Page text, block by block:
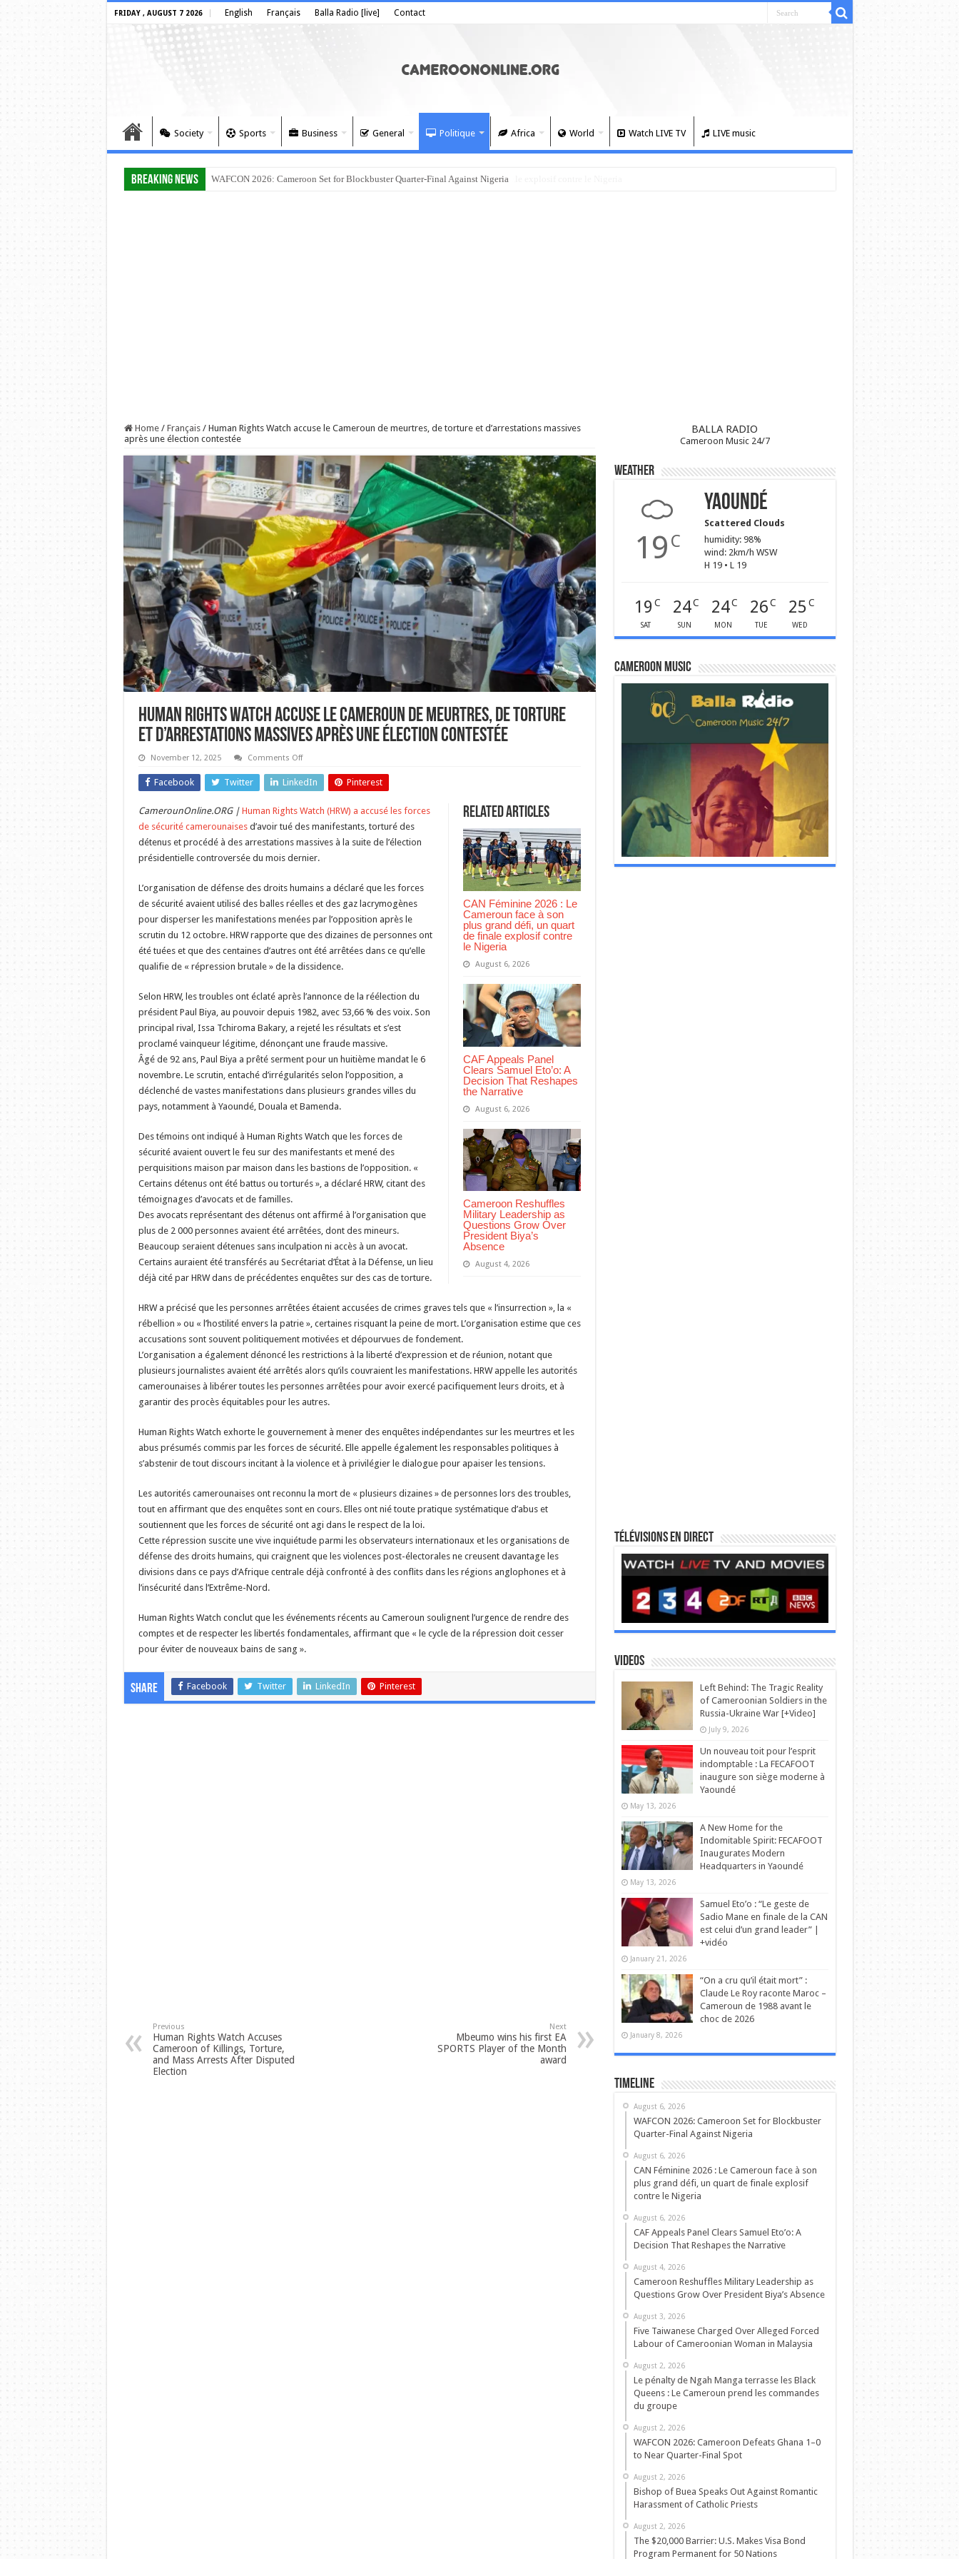
FRIDAY , AUGUST 7 2026 English Français Balla Radio [live] Contact
Society Sports Business General Politique Africa World Watch LIVE TV LIVE music
Breaking News WAFCON 2026: Cameroon Set for Blockbuster Quarter-Final Against Nigeria
CAN Féminine 2026 : Le Cameroun face à son plus grand défi, un quart de finale explosif contre le Nigeria
Home / Français / Human Rights Watch accuse le Cameroun de meurtres, de torture et d’arrestations massives
après une élection contestée
Human Rights Watch accuse le Cameroun de meurtres, de torture
et d’arrestations massives après une élection contestée
November 12, 2025 Comments Offon
Rights
Watch
accuse
Cameroun
meurtres,
de
et
après
élection
contestée
Facebook Twitter LinkedIn Pinterest
Related Articles
CAN Féminine 2026 : Le
Cameroun face à son
plus grand défi, un quart
de finale explosif contre
le Nigeria
August 6, 2026
CAF Appeals Panel
Clears Samuel Eto’o: A
Decision That Reshapes
the Narrative
August 6, 2026
Cameroon Reshuffles
Military Leadership as
Questions Grow Over
President Biya’s
Absence
August 4, 2026
CamerounOnline.ORG | Human Rights Watch (HRW) a accusé les forces
de sécurité camerounaisesd’avoir tué des manifestants, torturé des
détenus et procédé à des arrestations massives à la suite de l’élection
présidentielle controversée du mois dernier.
L’organisation de défense des droits humains a déclaré que les forces
de sécurité avaient utilisé des balles réelles et des gaz lacrymogènes
pour disperser les manifestations menées par l’opposition après le
scrutin du 12 octobre. HRW rapporte que des dizaines de personnes ont
été tuées et que des centaines d’autres ont été arrêtées dans ce qu’elle
qualifie de « répression brutale » de la dissidence.
Selon HRW, les troubles ont éclaté après l’annonce de la réélection du
président Paul Biya, au pouvoir depuis 1982, avec 53,66 % des voix. Son
principal rival, Issa Tchiroma Bakary, a rejeté les résultats et s’est
proclamé vainqueur légitime, dénonçant une fraude massive.
Âgé de 92 ans, Paul Biya a prêté serment pour un huitième mandat le 6
novembre. Le scrutin, entaché d’irrégularités selon l’opposition, a
déclenché de vastes manifestations dans plusieurs grandes villes du
pays, notamment à Yaoundé, Douala et Bamenda.
Des témoins ont indiqué à Human Rights Watch que les forces de
sécurité avaient ouvert le feu sur des manifestants et mené des
perquisitions maison par maison dans les bastions de l’opposition. «
Certains détenus ont été battus ou torturés », a déclaré HRW, citant des
témoignages d’avocats et de familles.
Des avocats représentant des détenus ont affirmé à l’organisation que
plus de 2 000 personnes avaient été arrêtées, dont des mineurs.
Beaucoup seraient détenues sans inculpation ni accès à un avocat.
Certains auraient été transférés au Secrétariat d’État à la Défense, un lieu
déjà cité par HRW dans de précédentes enquêtes sur des cas de torture.
HRW a précisé que les personnes arrêtées étaient accusées de crimes graves tels que « l’insurrection », la «
rébellion » ou « l’hostilité envers la patrie », certaines risquant la peine de mort. L’organisation estime que ces
accusations sont souvent politiquement motivées et dépourvues de fondement.
L’organisation a également dénoncé les restrictions à la liberté d’expression et de réunion, notant que
plusieurs journalistes avaient été arrêtés alors qu’ils couvraient les manifestations. HRW appelle les autorités
camerounaises à libérer toutes les personnes arrêtées pour avoir exercé pacifiquement leurs droits, et à
garantir des procès équitables pour les autres.
Human Rights Watch exhorte le gouvernement à mener des enquêtes indépendantes sur les meurtres et les
abus présumés commis par les forces de sécurité. Elle appelle également les responsables politiques à
s’abstenir de tout discours incitant à la violence et à privilégier le dialogue pour apaiser les tensions.
Les autorités camerounaises ont reconnu la mort de « plusieurs dizaines » de personnes lors des troubles,
tout en affirmant que des enquêtes sont en cours. Elles ont nié toute pratique systématique d’abus et
soutiennent que les forces de sécurité ont agi dans le respect de la loi.
Cette répression suscite une vive inquiétude parmi les observateurs internationaux et les organisations de
défense des droits humains, qui craignent que les violences post-électorales ne creusent davantage les
divisions dans ce pays d’Afrique centrale déjà confronté à des conflits dans les régions anglophones et à
l’insécurité dans l’Extrême-Nord.
Human Rights Watch conclut que les événements récents au Cameroun soulignent l’urgence de rendre des
comptes et de respecter les libertés fondamentales, affirmant que « le cycle de la répression doit cesser
pour éviter de nouveaux bains de sang ».
Share Facebook Twitter LinkedIn Pinterest
Previous
Human Rights Watch Accuses
Cameroon of Killings, Torture,
and Mass Arrests After Disputed
Election
Next
Mbeumo wins his first EA
SPORTS Player of the Month
award
BALLA RADIO
Cameroon Music 24/7
Weather
19 C
Yaoundé
Scattered Clouds
humidity: 98%
wind: 2km/h WSW
H 19 • L 19
19C
SAT
24C
SUN
24C
MON
26C
TUE
25C
WED
Cameroon Music
Télévisions en direct
Videos
Left Behind: The Tragic Reality
of Cameroonian Soldiers in the
Russia-Ukraine War [+Video]
July 9, 2026
Un nouveau toit pour l’esprit
indomptable : La FECAFOOT
inaugure son siège moderne à
Yaoundé
May 13, 2026
A New Home for the
Indomitable Spirit: FECAFOOT
Inaugurates Modern
Headquarters in Yaoundé
May 13, 2026
Samuel Eto’o : “Le geste de
Sadio Mane en finale de la CAN
est celui d’un grand leader” |
+vidéo
January 21, 2026
“On a cru qu’il était mort” :
Claude Le Roy raconte Maroc –
Cameroun de 1988 avant le
choc de 2026
January 8, 2026
Timeline
August 6, 2026
WAFCON 2026: Cameroon Set for Blockbuster
Quarter-Final Against Nigeria
August 6, 2026
CAN Féminine 2026 : Le Cameroun face à son
plus grand défi, un quart de finale explosif
contre le Nigeria
August 6, 2026
CAF Appeals Panel Clears Samuel Eto’o: A
Decision That Reshapes the Narrative
August 4, 2026
Cameroon Reshuffles Military Leadership as
Questions Grow Over President Biya’s Absence
August 3, 2026
Five Taiwanese Charged Over Alleged Forced
Labour of Cameroonian Woman in Malaysia
August 2, 2026
Le pénalty de Ngah Manga terrasse les Black
Queens : Le Cameroun prend les commandes
du groupe
August 2, 2026
WAFCON 2026: Cameroon Defeats Ghana 1–0
to Near Quarter-Final Spot
August 2, 2026
Bishop of Buea Speaks Out Against Romantic
Harassment of Catholic Priests
August 2, 2026
The $20,000 Barrier: U.S. Makes Visa Bond
Program Permanent for 50 Nations